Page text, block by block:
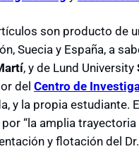
son producto de
Suecia y España, a
, y de Lund University
del Centro de
y la propia estudiante.
“la amplia
y flotación del